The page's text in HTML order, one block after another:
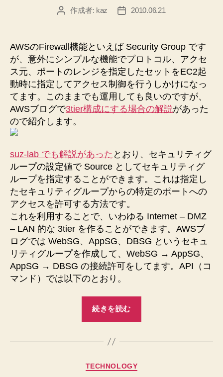
投
作成者: kaz
投
2010.06.21
AWSのFirewall機能といえば Security Group です
が、意外にシンプルな機能でプロトコル、アクセ
ス元、ポートのレンジを指定したセットをEC2起
動時に指定してアクセス制御を行うしかけになっ
てます。このままでも運用しても良いのですが、
AWSブログで3tier構成にする場合の解説があった
ので紹介します。
suz-lab でも解説があった とおり、セキュリティグ
ループの設定値で Source としてセキュリティグ
ループを指定することができます。これは指定し
たセキュリティグループからの特定のポートへの
アクセスを許可する方法です。
これを利用することで、いわゆる Internet – DMZ
– LAN 的な 3tier を作ることができます。AWSブ
ログでは WebSG、AppSG、DBSG というセキュ
リティグループを作成して、WebSG → AppSG、
AppSG → DBSG の接続許可をしてます。API（コ
マンド）では以下のとおり。
続きを読む
利
カ
TECHNOLOGY